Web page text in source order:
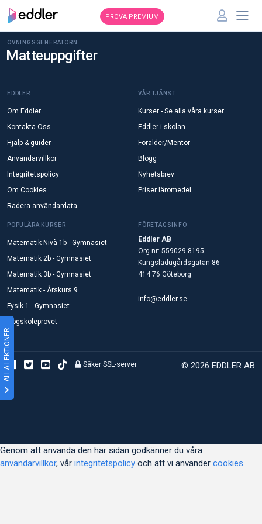
ALLA LEKTIONER
PROVA PREMIUM
ÖVNINGSGENERATORN
Matteuppgifter
EDDLER
Om Eddler
Kontakta Oss
Hjälp & guider
Användarvillkor
Integritetspolicy
Om Cookies
Radera användardata
VÅR TJÄNST
Kurser - Se alla våra kurser
Eddler i skolan
Förälder/Mentor
Blogg
Nyhetsbrev
Priser läromedel
POPULÄRA KURSER
Matematik Nivå 1b - Gymnasiet
Matematik 2b - Gymnasiet
Matematik 3b - Gymnasiet
Matematik - Årskurs 9
Fysik 1 - Gymnasiet
Högskoleprovet
FÖRETAGSINFO
Eddler AB
Org.nr: 559029-8195
Kungsladugårdsgatan 86
414 76 Göteborg
info@eddler.se
© 2026 EDDLER AB
Säker SSL-server
Genom att använda den här sidan godkänner du våra
användarvillkor, vår integritetspolicy och att vi använder cookies.